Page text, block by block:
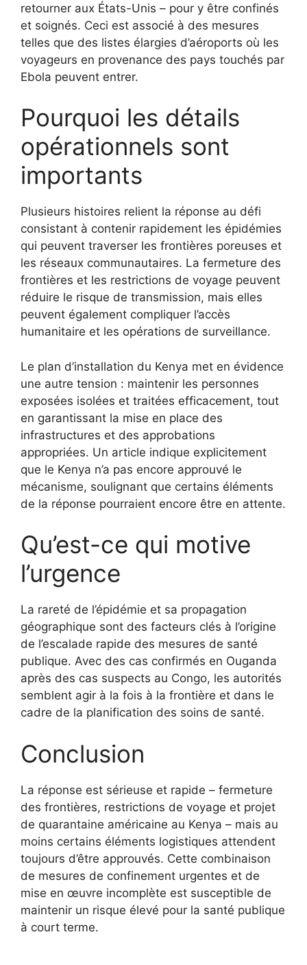
retourner aux États-Unis – pour y être confinés
et soignés. Ceci est associé à des mesures
telles que des listes élargies d’aéroports où les
voyageurs en provenance des pays touchés par
Ebola peuvent entrer.
Pourquoi les détails
opérationnels sont
importants
Plusieurs histoires relient la réponse au défi
consistant à contenir rapidement les épidémies
qui peuvent traverser les frontières poreuses et
les réseaux communautaires. La fermeture des
frontières et les restrictions de voyage peuvent
réduire le risque de transmission, mais elles
peuvent également compliquer l’accès
humanitaire et les opérations de surveillance.
Le plan d’installation du Kenya met en évidence
une autre tension : maintenir les personnes
exposées isolées et traitées efficacement, tout
en garantissant la mise en place des
infrastructures et des approbations
appropriées. Un article indique explicitement
que le Kenya n’a pas encore approuvé le
mécanisme, soulignant que certains éléments
de la réponse pourraient encore être en attente.
Qu’est-ce qui motive
l’urgence
La rareté de l’épidémie et sa propagation
géographique sont des facteurs clés à l’origine
de l’escalade rapide des mesures de santé
publique. Avec des cas confirmés en Ouganda
après des cas suspects au Congo, les autorités
semblent agir à la fois à la frontière et dans le
cadre de la planification des soins de santé.
Conclusion
La réponse est sérieuse et rapide – fermeture
des frontières, restrictions de voyage et projet
de quarantaine américaine au Kenya – mais au
moins certains éléments logistiques attendent
toujours d’être approuvés. Cette combinaison
de mesures de confinement urgentes et de
mise en œuvre incomplète est susceptible de
maintenir un risque élevé pour la santé publique
à court terme.